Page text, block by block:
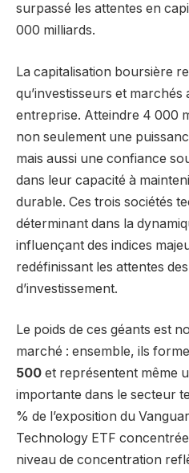
surpassé les attentes en
000 milliards.
La capitalisation boursière
qu’investisseurs et marchés
entreprise. Atteindre 4 000
non seulement une
mais aussi une confiance
dans leur capacité à
durable. Ces trois sociétés
déterminant dans la
influençant des indices
redéfinissant les attentes
d’investissement.
Le poids de ces géants est
marché : ensemble, ils
500 et représentent même
importante dans le secteur
% de l’exposition du
Technology ETF
niveau de concentration